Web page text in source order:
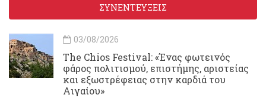
ΣΥΝΕΝΤΕΥΞΕΙΣ
03/08/2026
Τhe Chios Festival: «Ένας φωτεινός
φάρος πολιτισμού, επιστήμης, αριστείας
και εξωστρέφειας στην καρδιά του
Αιγαίου»